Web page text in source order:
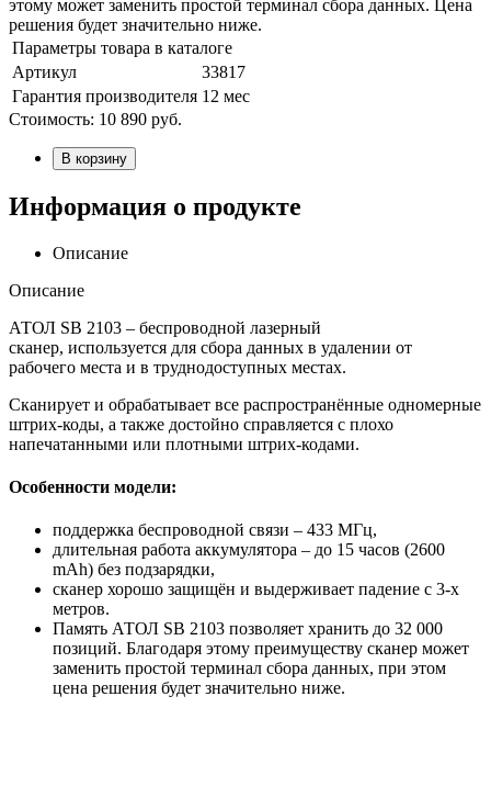
этому может заменить простой терминал сбора данных. Цена
решения будет значительно ниже.
Параметры товара в каталоге
Артикул
33817
Гарантия производителя 12 мес
Стоимость: 10 890 руб.
В корзину
Информация о продукте
Описание
Описание
АТОЛ SB 2103 – беспроводной лазерный
сканер, используется для сбора данных в удалении от
рабочего места и в труднодоступных местах.
Сканирует и обрабатывает все распространённые одномерные
штрих-коды, а также достойно справляется с плохо
напечатанными или плотными штрих-кодами.
Особенности модели:
поддержка беспроводной связи – 433 МГц,
длительная работа аккумулятора – до 15 часов (2600
mAh) без подзарядки,
сканер хорошо защищён и выдерживает падение с 3-х
метров.
Память АТОЛ SB 2103 позволяет хранить до 32 000
позиций. Благодаря этому преимуществу сканер может
заменить простой терминал сбора данных, при этом
цена решения будет значительно ниже.